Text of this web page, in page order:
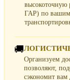
высокоточную
ГАР) по вашим
🚚
Организуем
позволяют,
сэкономит вам